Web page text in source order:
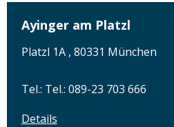
Ayinger am Platzl
Platzl 1A , 80331 München
Tel.: Tel.: 089-23 703 666
Details